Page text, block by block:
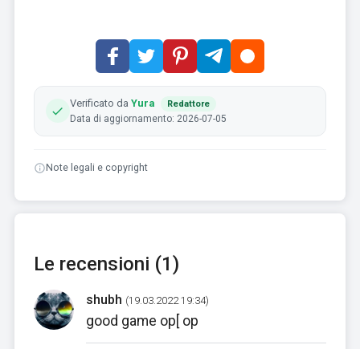
Verificato da Yura Redattore
Data di aggiornamento: 2026-07-05
Note legali e copyright
Le recensioni (1)
shubh (19.03.2022 19:34)
good game op[ op